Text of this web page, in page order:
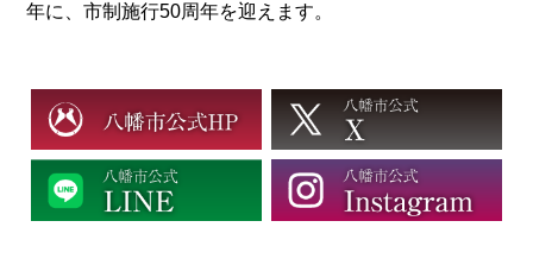
年に、市制施行50周年を迎えます。